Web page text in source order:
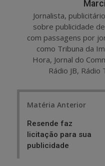
Jornalista,
sobre publicidade
com passagens por
como Tribuna da
Hora, Jornal do
Rádio JB, Rádio
Matéria Anterior
Resende faz
licitação para sua
publicidade